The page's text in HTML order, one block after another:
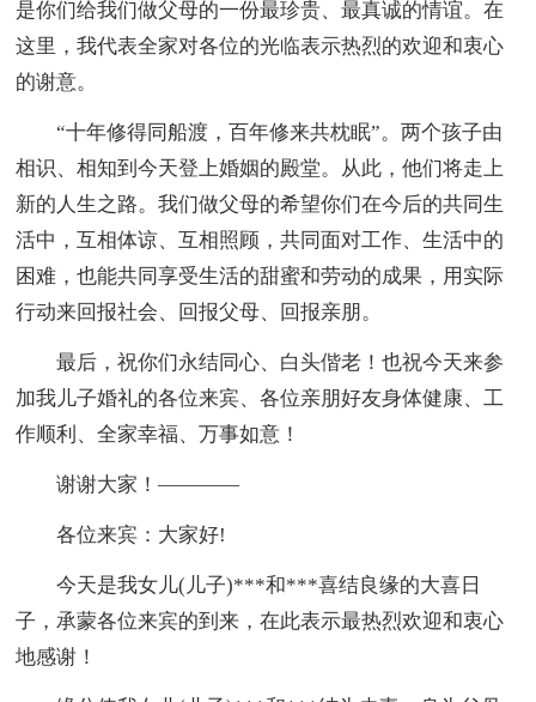
是你们给我们做父母的一份最珍贵、最真诚的情谊。在
这里，我代表全家对各位的光临表示热烈的欢迎和衷心
的谢意。
“十年修得同船渡，百年修来共枕眠”。两个孩子由
相识、相知到今天登上婚姻的殿堂。从此，他们将走上
新的人生之路。我们做父母的希望你们在今后的共同生
活中，互相体谅、互相照顾，共同面对工作、生活中的
困难，也能共同享受生活的甜蜜和劳动的成果，用实际
行动来回报社会、回报父母、回报亲朋。
最后，祝你们永结同心、白头偕老！也祝今天来参
加我儿子婚礼的各位来宾、各位亲朋好友身体健康、工
作顺利、全家幸福、万事如意！
谢谢大家！————
各位来宾：大家好!
今天是我女儿(儿子)***和***喜结良缘的大喜日
子，承蒙各位来宾的到来，在此表示最热烈欢迎和衷心
地感谢！